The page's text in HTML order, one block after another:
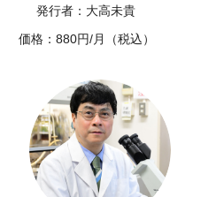
発行者：大高未貴
価格：880円/月（税込）